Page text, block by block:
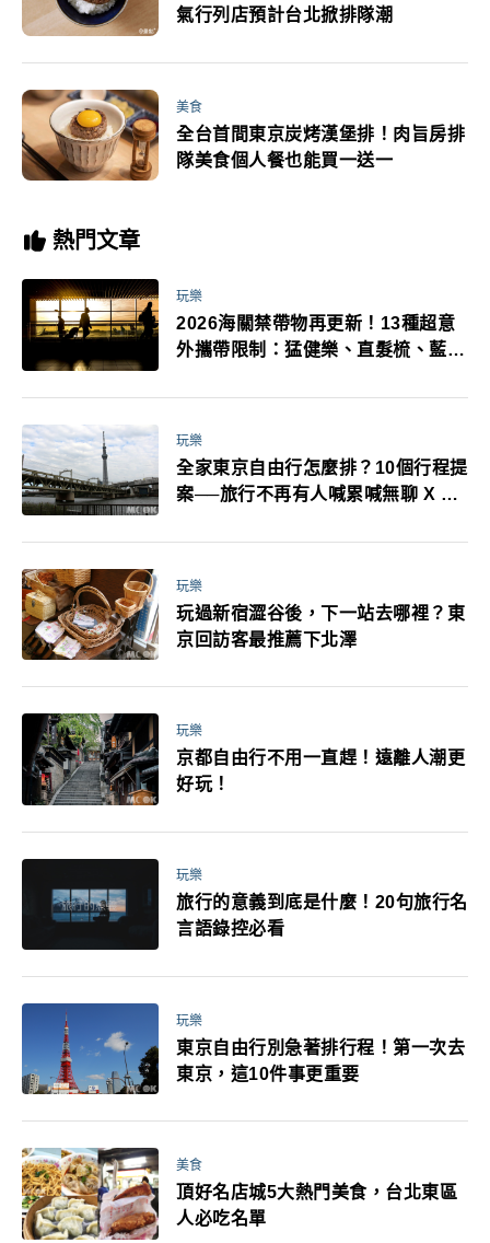
氣行列店預計台北掀排隊潮
美食
全台首間東京炭烤漢堡排！肉旨房排
隊美食個人餐也能買一送一
熱門文章
玩樂
2026海關禁帶物再更新！13種超意
外攜帶限制：猛健樂、直髮梳、藍牙
萬！注意事項一次看！
玩樂
全家東京自由行怎麼排？10個行程提
案──旅行不再有人喊累喊無聊 X 爸
玩樂
玩過新宿澀谷後，下一站去哪裡？東
京回訪客最推薦下北澤
玩樂
京都自由行不用一直趕！遠離人潮更
好玩！
玩樂
旅行的意義到底是什麼！20句旅行名
言語錄控必看
玩樂
東京自由行別急著排行程！第一次去
東京，這10件事更重要
美食
頂好名店城5大熱門美食，台北東區
人必吃名單